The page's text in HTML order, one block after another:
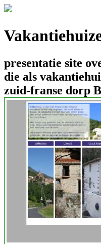
presentatie site
die als
zuid-franse dorp